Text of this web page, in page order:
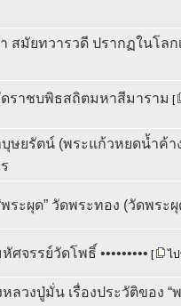
สมัยทวารวดี ปรากฏในโลก
ดราชบพิธสถิตมหาสีมาราม [
ษยรัตน์ (พระแก้วหยดน้ำค้า
ระผุด” วัดพระทอง (วัดพระผุ
หัศจรรย์วัดโพธิ์ ••••••••• [ ไ
ลวงปู่มั่น เรื่องประวัติของ “